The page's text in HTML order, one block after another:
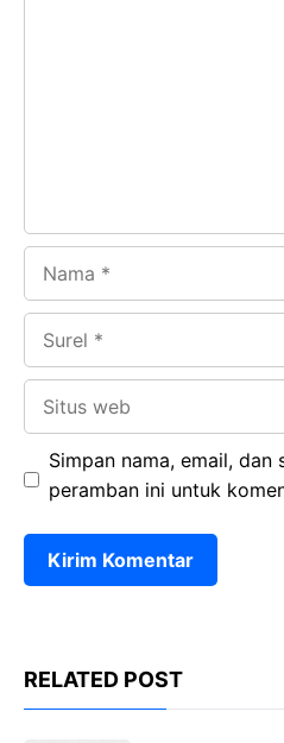
Simpan nama, email, dan
peramban ini untuk
RELATED POST